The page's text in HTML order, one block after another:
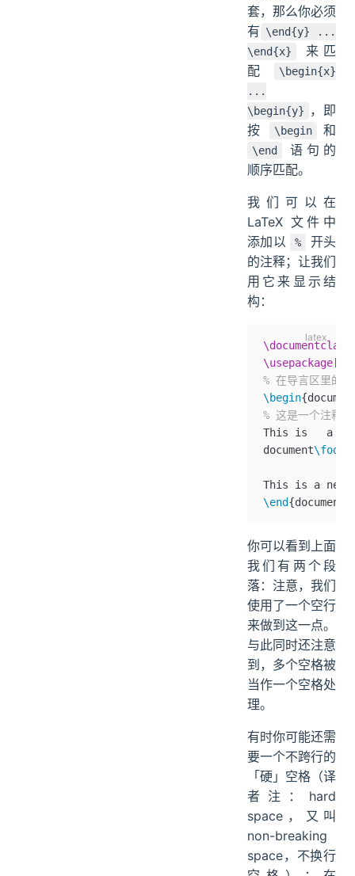
套，那么你必须
有 \end{y} ...
\end{x}
来匹
配
\begin{x}
...
\begin{y}
，即
按
\begin 和
\end
语句的
顺序匹配。
我们可以在
LaTeX 文件中
添加以
%
开头
的注释；让我们
用它来显示结
构：
\documentclass
\usepackage[
% 在导言区里的
\begin{
% 这是一个注释
This is   a
document
This is a new
\end{document
你可以看到上面
我们有两个段
落：注意，我们
使用了一个空行
来做到这一点。
与此同时还注意
到，多个空格被
当作一个空格处
理。
有时你可能还需
要一个不跨行的
「硬」空格（译
者注：hard
space，又叫
non-breaking
space，不换行